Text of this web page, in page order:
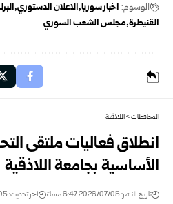
الوسوم: اخبار سوريا الاعلان الدستوري
القنيطرة مجلس الشعب السوري
المحافظات>اللاذقية
انطلاق فعاليات ملتقى
الأساسية بجامعة اللاذقية
تاريخ النشر: 2026/07/05 6:47 مساءً اخر تحديث: 2026/07/05 6:47 مساءً